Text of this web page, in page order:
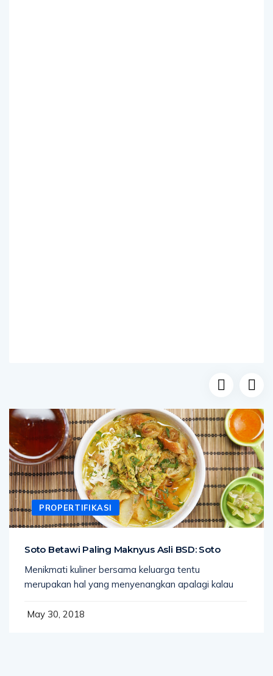
PROPERTIFIKASI
Soto Betawi Paling Maknyus Asli BSD: Soto
Menikmati kuliner bersama keluarga tentu
merupakan hal yang menyenangkan apalagi kalau
May 30, 2018